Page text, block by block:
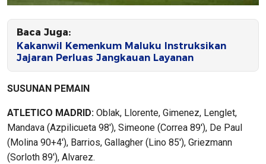
Baca Juga:
Kakanwil Kemenkum Maluku Instruksikan
Jajaran Perluas Jangkauan Layanan
SUSUNAN PEMAIN
ATLETICO MADRID: Oblak, Llorente, Gimenez, Lenglet,
Mandava (Azpilicueta 98′), Simeone (Correa 89′), De Paul
(Molina 90+4′), Barrios, Gallagher (Lino 85′), Griezmann
(Sorloth 89′), Alvarez.